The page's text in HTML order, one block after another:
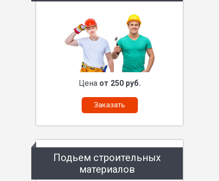
Цена от 250 руб.
Заказать
Подьем строительных
материалов